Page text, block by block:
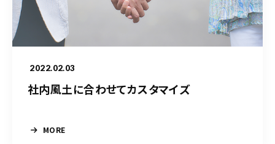
2022.02.03
社内風土に合わせてカスタマイズ
MORE
050-5490-5950
お問い合わせはこちら